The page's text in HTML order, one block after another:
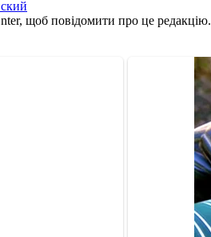
щоб повідомити про це редакцію.